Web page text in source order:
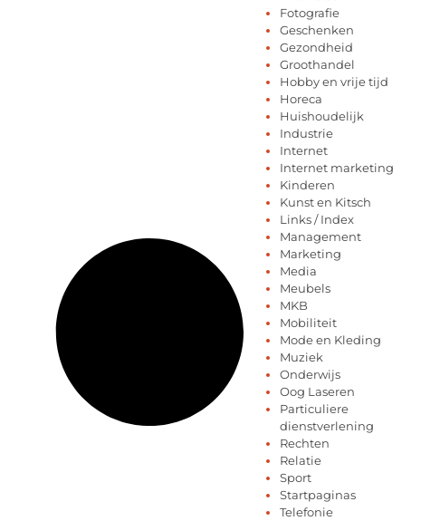
Fotografie
Geschenken
Gezondheid
Groothandel
Hobby en vrije tijd
Horeca
Huishoudelijk
Industrie
Internet
Internet marketing
Kinderen
Kunst en Kitsch
Links / Index
Management
Marketing
Media
Meubels
MKB
Mobiliteit
Mode en Kleding
Muziek
Onderwijs
Oog Laseren
Particuliere
dienstverlening
Rechten
Relatie
Sport
Startpaginas
Telefonie